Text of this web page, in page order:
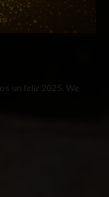
un feliz 2025. We